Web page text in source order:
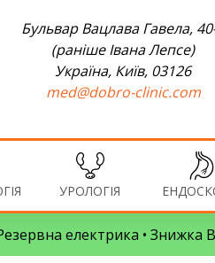
Бульвар Вацлава Гавела,
(раніше Івана Лепсе)
Україна, Київ, 03126
med@dobro-clinic.com
УРОЛОГІЯ
Резервна електрика •